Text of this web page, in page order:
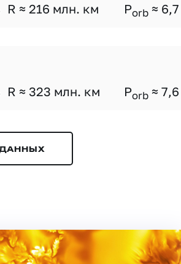
R ≈ 216 млн. км Porb ≈ 6,7
R ≈ 323 млн. км Porb ≈ 7,6